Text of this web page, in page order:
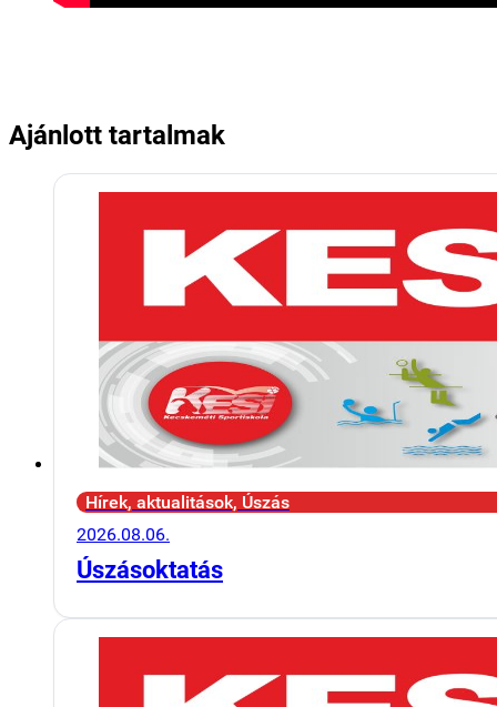
Ajánlott tartalmak
Hírek, aktualitások, Úszás
2026.08.06.
Úszásoktatás